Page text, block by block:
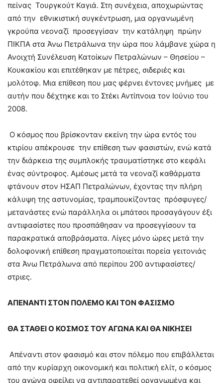
πείνας Τουργκούτ Καγιά. Στη συνέχεια, αποχωρώντας
από την εθνικιστική συγκέντρωση, μια οργανωμένη
γκρούπα νεοναζί προσεγγίσαν την κατάληψη πρώην
ΠΙΚΠΑ στα Άνω Πετράλωνα την ώρα που λάμβανε χώρα η
Ανοιχτή Συνέλευση Κατοίκων Πετραλώνων – Θησείου –
Κουκακίου και επιτέθηκαν με πέτρες, σιδεριές και
μολότοφ. Μια επίθεση που μας φέρνει έντονες μνήμες με
αυτήν που δέχτηκε και το Στέκι Αντίπνοια τον Ιούνιο του
2008.
Ο κόσμος που βρίσκονταν εκείνη την ώρα εντός του
κτιρίου απέκρουσε την επίθεση των φασιστών, ενώ κατά
την διάρκεια της συμπλοκής τραυματίστηκε στο κεφάλι
ένας σύντροφος. Αμέσως μετά τα νεοναζί καθάρματα
φτάνουν στον ΗΣΑΠ Πετραλώνων, έχοντας την πλήρη
κάλυψη της αστυνομίας, τραμπουκίζοντας πρόσφυγες/
μετανάστες ενώ παράλληλα οι μπάτσοι προσαγάγουν έξι
αντιφασίστες που προσπάθησαν να προσεγγίσουν τα
παρακρατικά αποβράσματα. Λίγες μόνο ώρες μετά την
δολοφονική επίθεση πραγματοποιείται πορεία γειτονιάς
στα Άνω Πετράλωνα από περίπου 200 αντιφασίστες/
στριες.
ΑΠΕΝΑΝΤΙ ΣΤΟΝ ΠΟΛΕΜΟ ΚΑΙ ΤΟΝ ΦΑΣΙΣΜΟ
ΘΑ ΣΤΑΘΕΙ Ο ΚΟΣΜΟΣ ΤΟΥ ΑΓΩΝΑ ΚΑΙ ΘΑ ΝΙΚΗΣΕΙ
Απέναντι στον φασισμό και στον πόλεμο που επιβάλλεται
από την κυρίαρχη οικονομική και πολιτική ελίτ, ο κόσμος
του αγώνα οφείλει να αντιπαρατεθεί οργανωμένα και